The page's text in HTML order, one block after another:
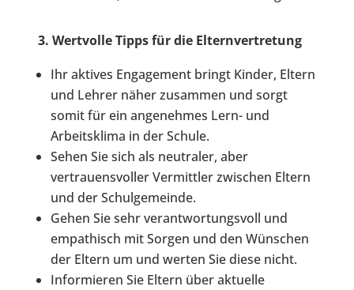
3. Wertvolle Tipps für die Elternvertretung
Ihr aktives Engagement bringt Kinder, Eltern
und Lehrer näher zusammen und sorgt
somit für ein angenehmes Lern- und
Arbeitsklima in der Schule.
Sehen Sie sich als neutraler, aber
vertrauensvoller Vermittler zwischen Eltern
und der Schulgemeinde.
Gehen Sie sehr verantwortungsvoll und
empathisch mit Sorgen und den Wünschen
der Eltern um und werten Sie diese nicht.
Informieren Sie Eltern über aktuelle